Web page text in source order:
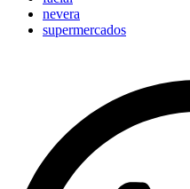
nevera
supermercados